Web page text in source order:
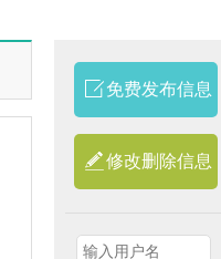
免费发布信息
修改删除信息